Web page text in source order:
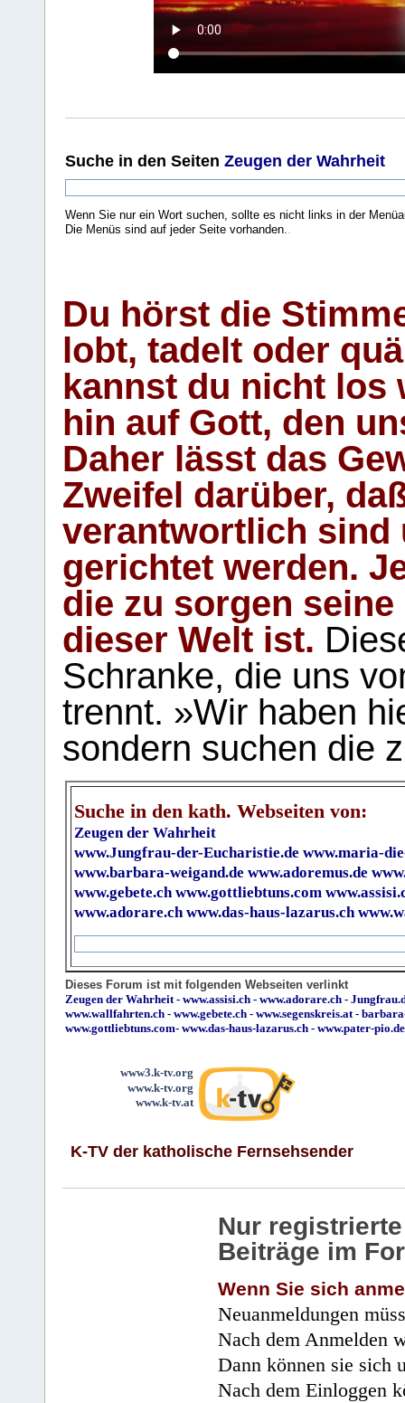
Suche in den Seiten Zeugen der Wahrheit
Wenn Sie nur ein Wort suchen, sollte es nicht links in der
Die Menüs sind auf jeder Seite vorhanden..
Du hörst die
lobt, tadelt oder
kannst du nicht los
hin auf Gott, den
Daher lässt das
Zweifel darüber,
verantwortlich sind
gerichtet werden.
die zu sorgen
dieser Welt ist.
Schranke, die uns
trennt. »Wir haben
sondern suchen die
Suche in den kath. Webseiten von:
Zeugen der Wahrheit
www.Jungfrau-der-Eucharistie.de www.maria-
www.barbara-weigand.de www.adoremus.de
www.gebete.ch www.gottliebtuns.com
www.adorare.ch www.das-haus-lazarus.ch
Dieses Forum ist mit folgenden Webseiten verlinkt
Zeugen der Wahrheit- www.assisi.ch - www.adorare.ch -
www.wallfahrten.ch - www.gebete.ch - www.segenskreis.at-
www.gottliebtuns.com- www.das-haus-lazarus.ch - www.pater-pio.de
www3.k-tv.org
www.k-tv.org
www.k-tv.at
K-TV der katholische Fernsehsender
Nur
Beiträge im
Wenn Sie sich
Neuanmeldungen
Nach dem Anmelden
Dann können sie sich
Nach dem Einloggen